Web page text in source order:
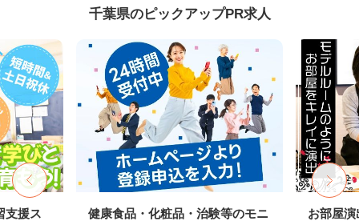
千葉県のピックアップPR求人
支援ス
健康食品・化粧品・治験等のモニ
お部屋